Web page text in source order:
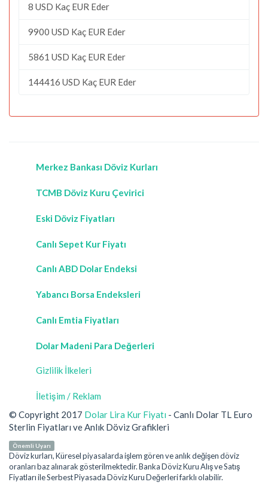
8 USD Kaç EUR Eder
9900 USD Kaç EUR Eder
5861 USD Kaç EUR Eder
144416 USD Kaç EUR Eder
Merkez Bankası Döviz Kurları
TCMB Döviz Kuru Çevirici
Eski Döviz Fiyatları
Canlı Sepet Kur Fiyatı
Canlı ABD Dolar Endeksi
Yabancı Borsa Endeksleri
Canlı Emtia Fiyatları
Dolar Madeni Para Değerleri
Gizlilik İlkeleri
İletişim / Reklam
© Copyright 2017 Dolar Lira Kur Fiyatı - Canlı Dolar TL Euro
Sterlin Fiyatları ve Anlık Döviz Grafikleri
Önemli Uyarı
Döviz kurları, Küresel piyasalarda işlem gören ve anlık değişen döviz
oranları baz alınarak gösterilmektedir. Banka Döviz Kuru Alış ve Satış
Fiyatları ile Serbest Piyasada Döviz Kuru Değerleri farklı olabilir.